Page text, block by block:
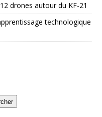
drones autour du KF-21
technologique